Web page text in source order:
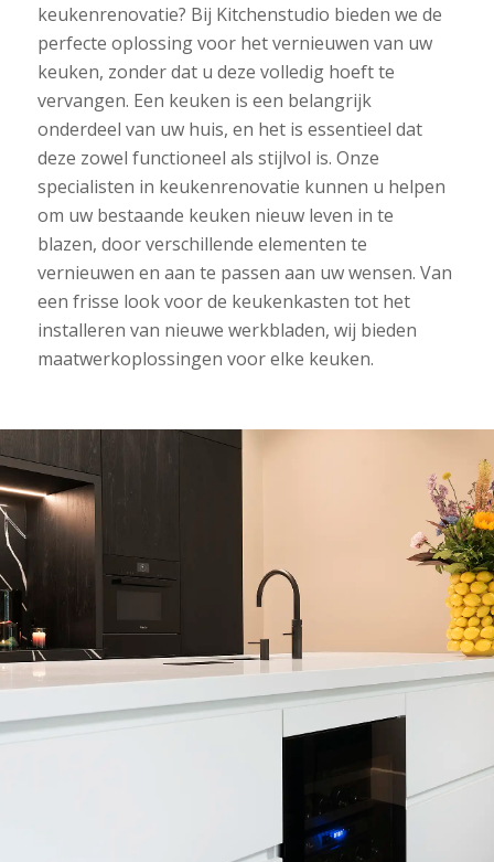
keukenrenovatie? Bij Kitchenstudio bieden we de
perfecte oplossing voor het vernieuwen van uw
keuken, zonder dat u deze volledig hoeft te
vervangen. Een keuken is een belangrijk
onderdeel van uw huis, en het is essentieel dat
deze zowel functioneel als stijlvol is. Onze
specialisten in keukenrenovatie kunnen u helpen
om uw bestaande keuken nieuw leven in te
blazen, door verschillende elementen te
vernieuwen en aan te passen aan uw wensen. Van
een frisse look voor de keukenkasten tot het
installeren van nieuwe werkbladen, wij bieden
maatwerkoplossingen voor elke keuken.